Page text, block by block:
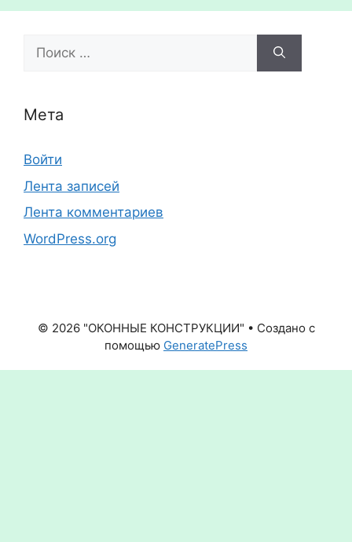
Поиск:
Мета
Войти
Лента записей
Лента комментариев
WordPress.org
© 2026 "ОКОННЫЕ КОНСТРУКЦИИ" • Создано с
помощью GeneratePress